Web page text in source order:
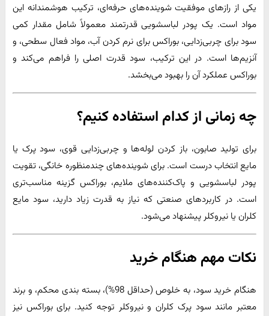
یکی از رازهای موفقیت شوینده‌های حرفه‌ای، ترکیب هوشمندانه این
مواد است. یک پودر لباسشویی قدرتمند معمولاً شامل مقدار کمی
سود برای چربی‌زدایی، بوراکس برای نرم کردن آب، مواد فعال سطحی، و
آنزیم‌ها است. در این ترکیب، سود قدرت اصلی را فراهم می‌کند و
بوراکس عملکرد آن را بهبود می‌بخشد.
چه زمانی از کدام استفاده کنیم؟
برای تولید صابون، باز کردن لوله‌ها و چربی‌زدایی قوی، سود پرک یا
مایع انتخاب درست است. برای شوینده‌های چندمنظوره خانگی، تقویت
پودر لباسشویی و پاک‌کننده‌های ملایم، بوراکس گزینه مناسب‌تری
است. در کاربردهای صنعتی که نیاز به قدرت زیاد دارید، سود مایع
کلران یا نیروکلر پیشنهاد می‌شود.
نکات مهم هنگام خرید
هنگام خرید سود، به خلوص (حداقل 98%)، بسته ‌بندی محکم، و برند
معتبر مانند سود پرک کلران و نیروکلر توجه کنید. برای بوراکس نیز